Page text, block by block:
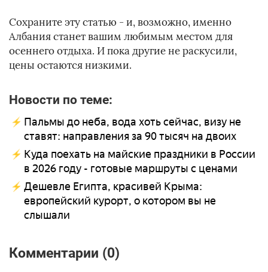
Сохраните эту статью - и, возможно, именно
Албания станет вашим любимым местом для
осеннего отдыха. И пока другие не раскусили,
цены остаются низкими.
Новости по теме:
Пальмы до неба, вода хоть сейчас, визу не
ставят: направления за 90 тысяч на двоих
Куда поехать на майские праздники в России
в 2026 году - готовые маршруты с ценами
Дешевле Египта, красивей Крыма:
европейский курорт, о котором вы не
слышали
Комментарии (0)